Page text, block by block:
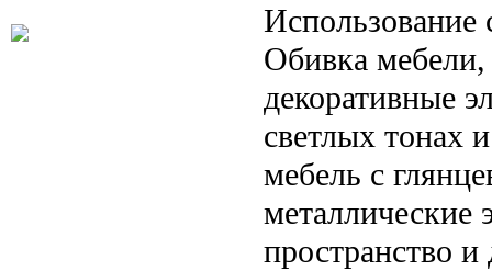
Обивка
декоративные
светлых тонах
мебель с
металлические
пространство и